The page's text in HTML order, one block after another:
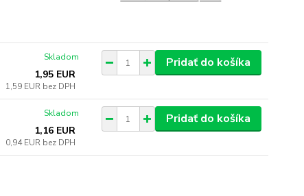
1,95 EUR
1,59 EUR bez DPH
Skladom Pridať do košíka
1,16 EUR
0,94 EUR bez DPH
Skladom Pridať do košíka